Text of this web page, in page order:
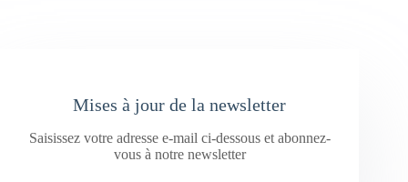
Mises à jour de la newsletter
Saisissez votre adresse e-mail ci-dessous et abonnez-
vous à notre newsletter